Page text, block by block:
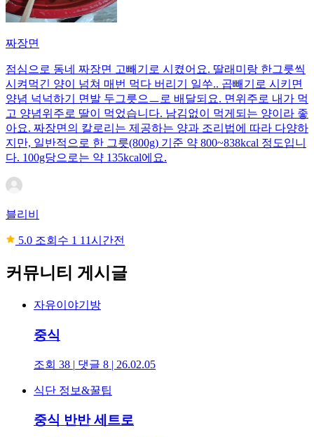
짜장면
점심으로 동네 짜장면 고빼기로 시켰어요. 딸래미랑 한그릇씩
시켜먹긴 양이 넘쳐 매번 먹다 버리기 일쑤.. 곱빼기로 시키면
양념 넉넉하기 면발 두그릇으ㅡ로 배달되요. 면위주로 내가 먹
고 양념위주로 딸이 먹었습니다. 남김없이 먹게되는 양이라 좋
아요. 짜장면의 칼로리는 제공하는 양과 조리법에 따라 다양하
지만, 일반적으로 한 그릇(800g) 기준 약 800~838kcal 정도입니
다. 100g당으로는 약 135kcal에요.
블리비
5.0 조회수 1 11시간전
커뮤니티 게시글
자유이야기방
중식
조회 38 | 댓글 8 | 26.02.05
식단 정보&꿀팁
중식 반반 세트로